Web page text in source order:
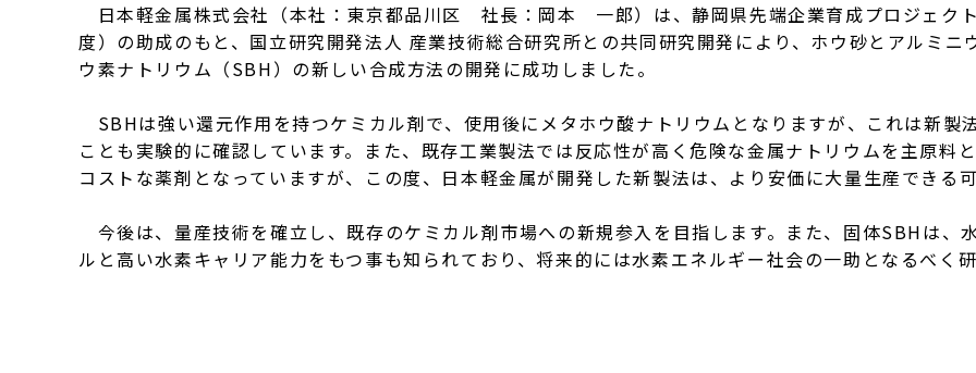
日本軽金属株式会社（本社：東京都品川区 社長：岡本 一郎）は、静岡県先端企業育成プロジェク
度）の助成のもと、国立研究開発法人 産業技術総合研究所との共同研究開発により、ホウ砂とアルミ
ウ素ナトリウム（SBH）の新しい合成方法の開発に成功しました。
SBHは強い還元作用を持つケミカル剤で、使用後にメタホウ酸ナトリウムとなりますが、これは新製
ことも実験的に確認しています。また、既存工業製法では反応性が高く危険な金属ナトリウムを主原料
コストな薬剤となっていますが、この度、日本軽金属が開発した新製法は、より安価に大量生産できる
今後は、量産技術を確立し、既存のケミカル剤市場への新規参入を目指します。また、固体SBHは
ルと高い水素キャリア能力をもつ事も知られており、将来的には水素エネルギー社会の一助となるべく